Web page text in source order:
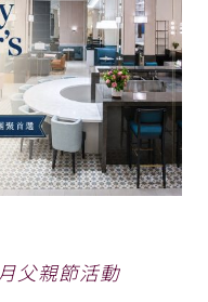
父親節活動